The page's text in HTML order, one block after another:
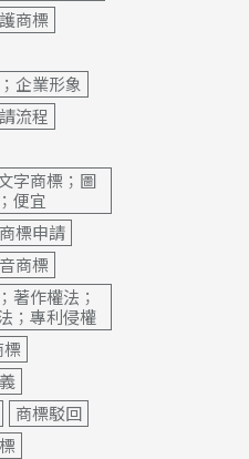
商標
企業形象
流程
字商標；圖
便宜
標申請
商標
著作權法；
；專利侵權
標
商標駁回